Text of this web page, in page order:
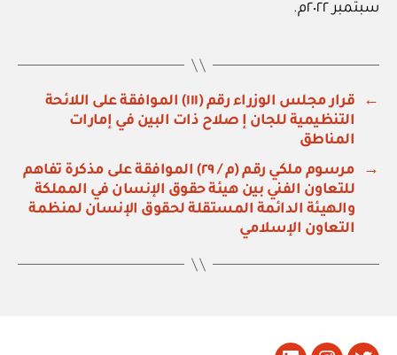
سبتمبر ٢٠٢٢م.
←
قرار مجلس الوزراء رقم (١١١) الموافقة على اللائحة
التنظيمية للجان إ صلاح ذات البين في إمارات
المناطق
→
مرسوم ملكي رقم (م / ٢٩) الموافقة على مذكرة تفاهم
للتعاون الفني بين هيئة حقوق الإنسان في المملكة
والهيئة الدائمة المستقلة لحقوق الإنسان لمنظمة
التعاون الإسلامي